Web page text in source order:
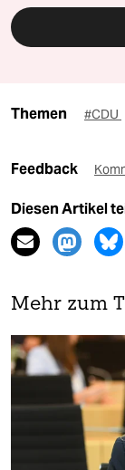
Themen #CDU
Feedback
Diesen Artikel
Mehr zum